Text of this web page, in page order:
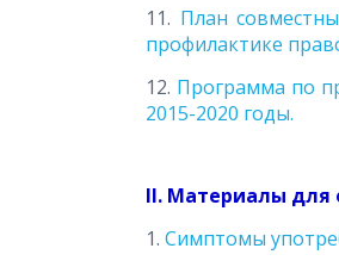
11. План
профилактике
12. Программа по
2015-2020 годы.
II. Материалы для
1. Симптомы